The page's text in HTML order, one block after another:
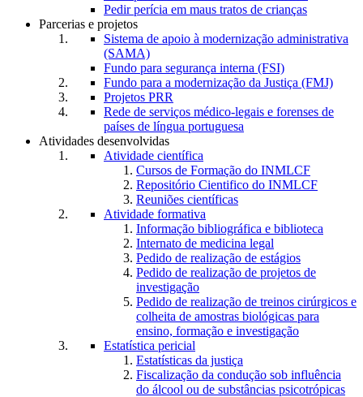
Pedir perícia em maus tratos de crianças
Parcerias e projetos
Sistema de apoio à modernização administrativa
(SAMA)
Fundo para segurança interna (FSI)
Fundo para a modernização da Justiça (FMJ)
Projetos PRR
Rede de serviços médico-legais e forenses de
países de língua portuguesa
Atividades desenvolvidas
Atividade científica
Cursos de Formação do INMLCF
Repositório Cientifico do INMLCF
Reuniões científicas
Atividade formativa
Informação bibliográfica e biblioteca
Internato de medicina legal
Pedido de realização de estágios
Pedido de realização de projetos de
investigação
Pedido de realização de treinos cirúrgicos e
colheita de amostras biológicas para
ensino, formação e investigação
Estatística pericial
Estatísticas da justiça
Fiscalização da condução sob influência
do álcool ou de substâncias psicotrópicas